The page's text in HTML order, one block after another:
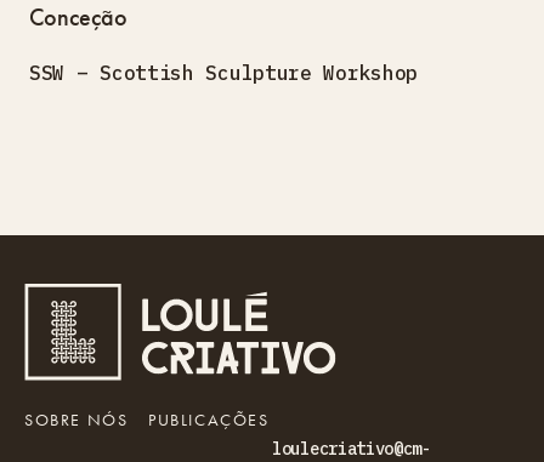
Conceção
SSW – Scottish Sculpture Workshop
loulecriativo@cm-
SOBRE NÓS PUBLICAÇÕES